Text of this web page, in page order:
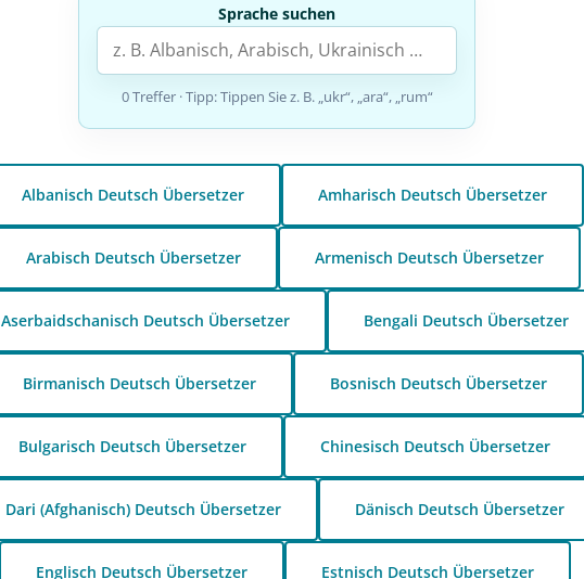
Sprache suchen
0 Treffer· Tipp: Tippen Sie z. B. „ukr“, „ara“, „rum“
Albanisch Deutsch Übersetzer Amharisch Deutsch Übersetzer
Arabisch Deutsch Übersetzer Armenisch Deutsch Übersetzer
Aserbaidschanisch Deutsch Übersetzer Bengali Deutsch Übersetzer
Birmanisch Deutsch Übersetzer Bosnisch Deutsch Übersetzer
Bulgarisch Deutsch Übersetzer Chinesisch Deutsch Übersetzer
Dari (Afghanisch) Deutsch Übersetzer Dänisch Deutsch Übersetzer
Englisch Deutsch Übersetzer Estnisch Deutsch Übersetzer